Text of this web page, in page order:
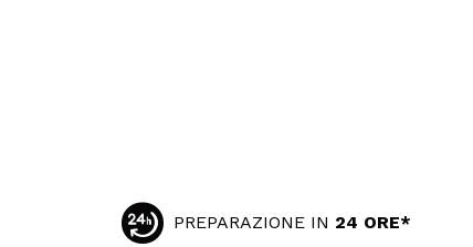
PREPARAZIONE IN 24 ORE*